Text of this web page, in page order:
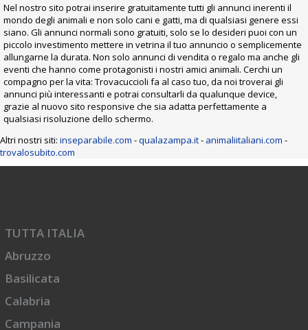
Nel nostro sito potrai inserire gratuitamente tutti gli annunci inerenti il
mondo degli animali e non solo cani e gatti, ma di qualsiasi genere essi
siano. Gli annunci normali sono gratuiti, solo se lo desideri puoi con un
piccolo investimento mettere in vetrina il tuo annuncio o semplicemente
allungarne la durata. Non solo annunci di vendita o regalo ma anche gli
eventi che hanno come protagonisti i nostri amici animali. Cerchi un
compagno per la vita: Trovacuccioli fa al caso tuo, da noi troverai gli
annunci più interessanti e potrai consultarli da qualunque device,
grazie al nuovo sito responsive che sia adatta perfettamente a
qualsiasi risoluzione dello schermo.
Altri nostri siti: inseparabile.com -qualazampa.it- animaliitaliani.com -
trovalosubito.com
TUTTA ITALIA
Abruzzo
Basilicata
Calabria
Campania